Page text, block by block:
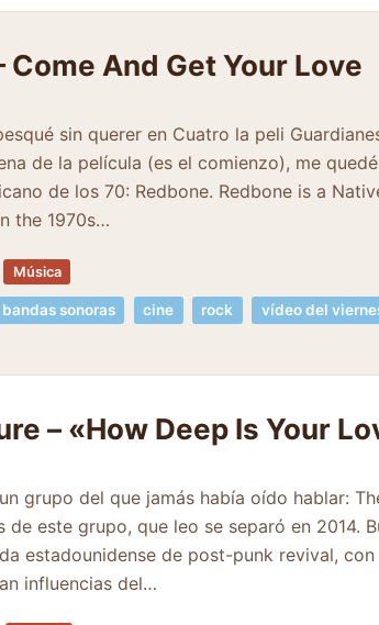
And Get Your Love
sin querer en Cuatro la peli
de la película (es el comienzo), me
de los 70: Redbone. Redbone is a
the 1970s…
Música
bandas sonoras cine rock vídeo del
– «How Deep Is Your
grupo del que jamás había oído hablar:
de este grupo, que leo se separó en 2014.
estadounidense de post-punk revival,
influencias del…